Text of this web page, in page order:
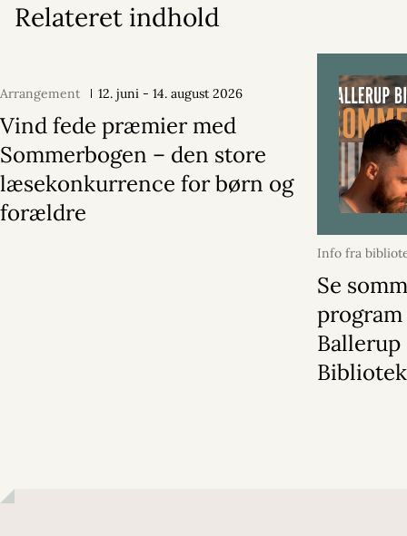
Relateret indhold
Arrangement 12. juni - 14. august 2026
Vind fede præmier med
Sommerbogen – den store
læsekonkurrence for børn og
forældre
Info fra
2026
Se
program
Ballerup